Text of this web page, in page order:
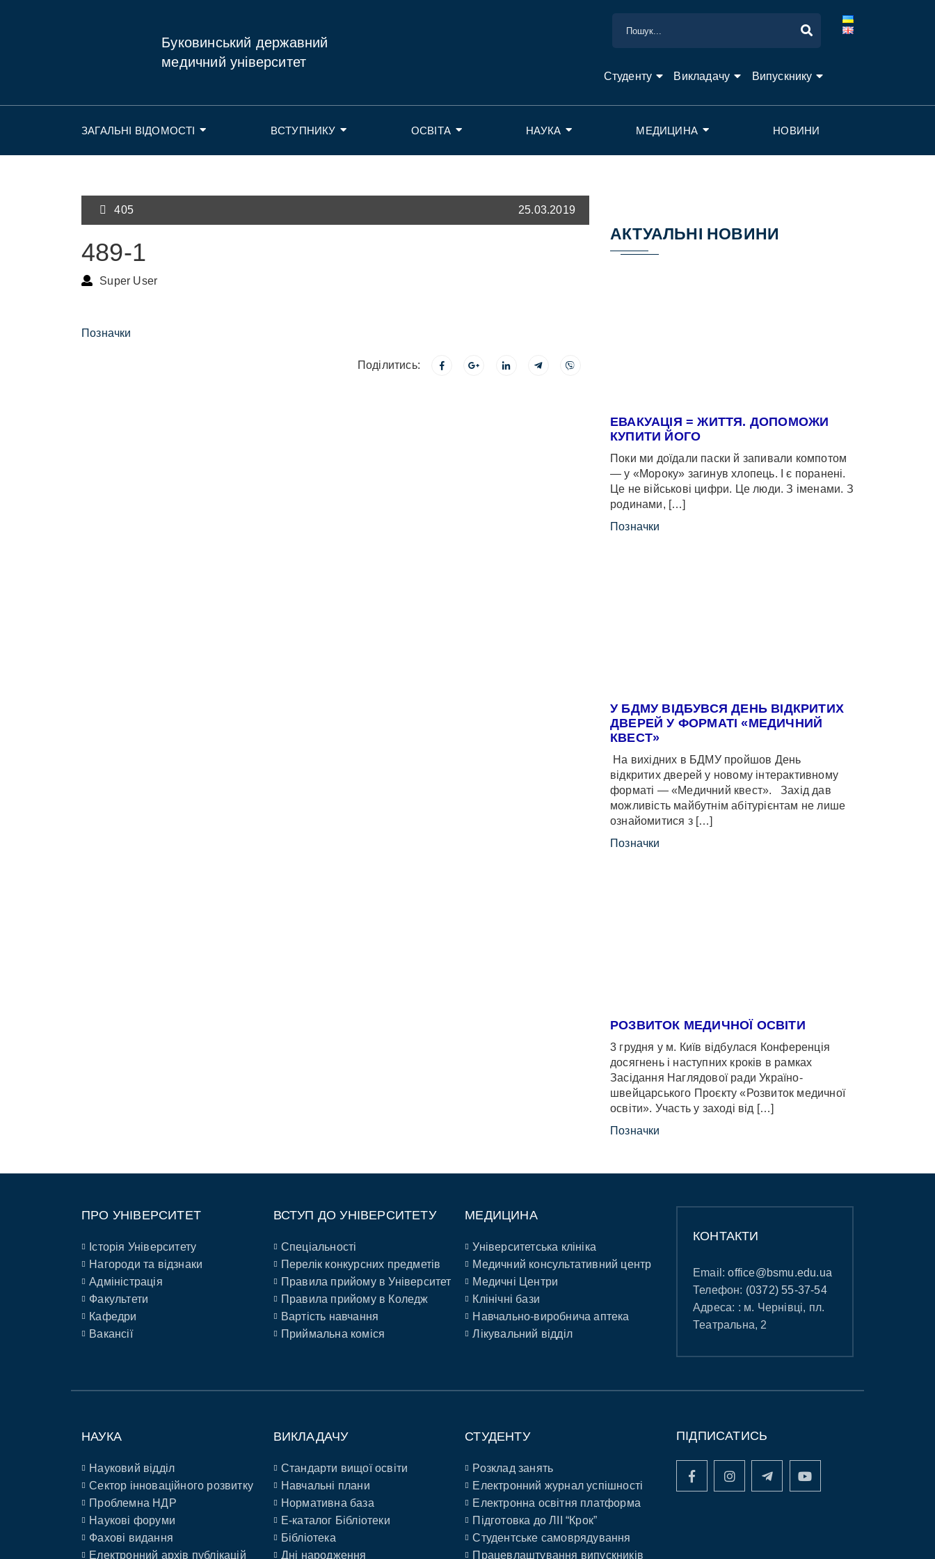
Буковинський державний
медичний університет
Студенту Викладачу Випускнику
ЗАГАЛЬНІ ВІДОМОСТІ ВСТУПНИКУ ОСВІТА НАУКА МЕДИЦИНА НОВИНИ
405 25.03.2019
489-1
Super User
Позначки
Поділитись:
АКТУАЛЬНІ НОВИНИ
ЕВАКУАЦІЯ = ЖИТТЯ. ДОПОМОЖИ
КУПИТИ ЙОГО
Поки ми доїдали паски й запивали компотом
— у «Мороку» загинув хлопець. І є поранені.
Це не військові цифри. Це люди. З іменами. З
родинами, […]
Позначки
У БДМУ ВІДБУВСЯ ДЕНЬ ВІДКРИТИХ
ДВЕРЕЙ У ФОРМАТІ «МЕДИЧНИЙ
КВЕСТ»
На вихідних в БДМУ пройшов День
відкритих дверей у новому інтерактивному
форматі — «Медичний квест». Захід дав
можливість майбутнім абітурієнтам не лише
ознайомитися з […]
Позначки
РОЗВИТОК МЕДИЧНОЇ ОСВІТИ
3 грудня у м. Київ відбулася Конференція
досягнень і наступних кроків в рамках
Засідання Наглядової ради Україно-
швейцарського Проєкту «Розвиток медичної
освіти». Участь у заході від […]
Позначки
ПРО УНІВЕРСИТЕТ
Історія Університету
Нагороди та відзнаки
Адміністрація
Факультети
Кафедри
Вакансії
ВСТУП ДО УНІВЕРСИТЕТУ
Спеціальності
Перелік конкурсних предметів
Правила прийому в Університет
Правила прийому в Коледж
Вартість навчання
Приймальна коміся
МЕДИЦИНА
Університетська клініка
Медичний консультативний центр
Медичні Центри
Клінічні бази
Навчально-виробнича аптека
Лікувальний відділ
КОНТАКТИ
Email:office@bsmu.edu.ua
Телефон: (0372) 55-37-54
Адреса: : м. Чернівці, пл.
Театральна, 2
НАУКА
Науковий відділ
Сектор інноваційного розвитку
Проблемна НДР
Наукові форуми
Фахові видання
Електронний архів публікацій
ВИКЛАДАЧУ
Стандарти вищої освіти
Навчальні плани
Нормативна база
E-каталог Бібліотеки
Бібліотека
Дні народження
СТУДЕНТУ
Розклад занять
Електронний журнал успішності
Електронна освітня платформа
Підготовка до ЛІІ “Крок”
Студентське самоврядування
Працевлаштування випускників
ПІДПИСАТИСЬ